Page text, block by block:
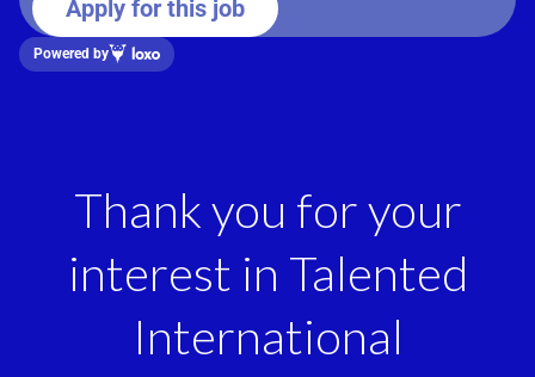
Apply for this job
Powered by
Thank you for your
interest in Talented
International